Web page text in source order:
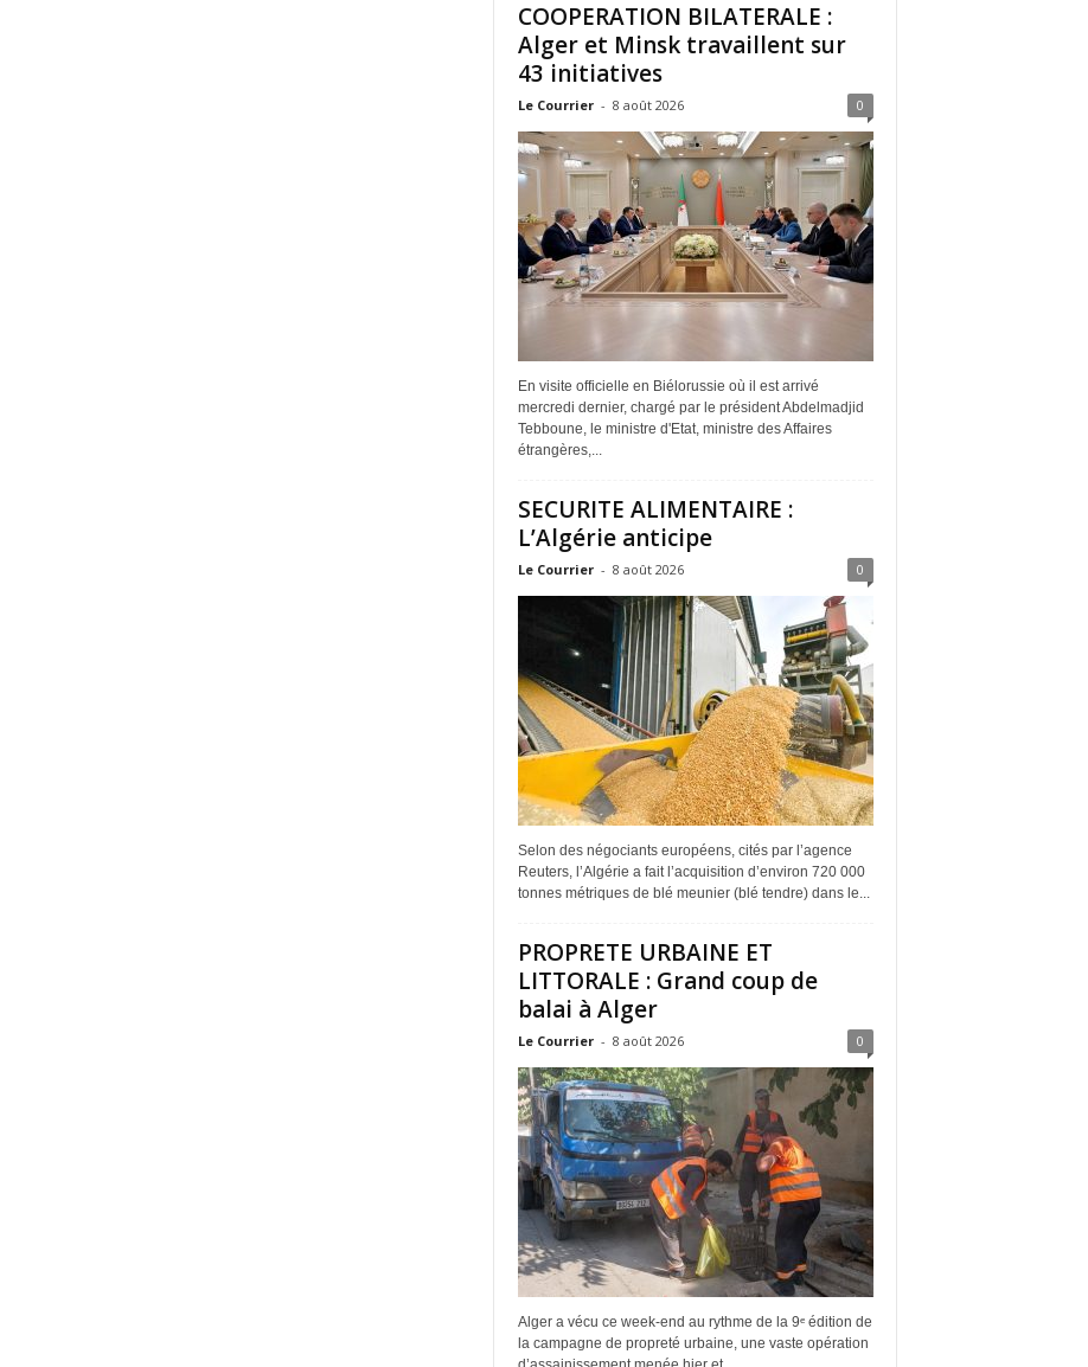
COOPERATION BILATERALE :
Alger et Minsk travaillent sur
43 initiatives
Le Courrier - 8 août 2026 0
En visite officielle en Biélorussie où il est arrivé
mercredi dernier, chargé par le président Abdelmadjid
Tebboune, le ministre d'Etat, ministre des Affaires
étrangères,...
SECURITE ALIMENTAIRE :
L’Algérie anticipe
Le Courrier - 8 août 2026 0
Selon des négociants européens, cités par l’agence
Reuters, l’Algérie a fait l’acquisition d’environ 720 000
tonnes métriques de blé meunier (blé tendre) dans le...
PROPRETE URBAINE ET
LITTORALE : Grand coup de
balai à Alger
Le Courrier - 8 août 2026 0
Alger a vécu ce week-end au rythme de la 9ᵉ édition de
la campagne de propreté urbaine, une vaste opération